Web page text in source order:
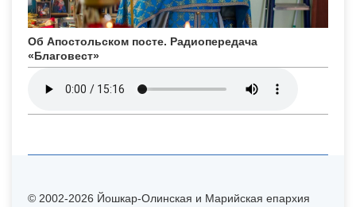
Об Апостольском посте. Радиопередача
«Благовест»
© 2002-2026 Йошкар-Олинская и Марийская епархия